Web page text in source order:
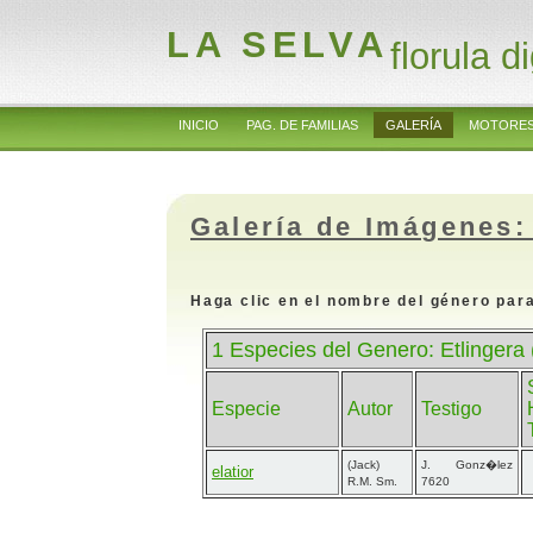
LA SELVAflorula
INICIO PAG. DE FAMILIAS GALERÍA
Galería de
Haga clic en el nombre del género
1 Especies del Genero: Etlingera
Especie Autor Testigo
elatior
(Jack)
R.M. Sm.
J. Gonz�lez
7620